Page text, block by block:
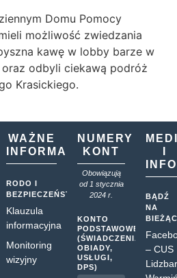
Domu Pomocy
możliwość zwiedzania
kawę w lobby barze w
odbyli ciekawą podróż
Krasickiego.
WAŻNE
INFORMACJE
RODO I
BEZPIECZEŃSTWO
Klauzula
informacyjna
Monitoring
wizyjny
NUMERY
KONT
Obowiązują
od 1 stycznia
2024 r.
KONTO
PODSTAWOWE
(ŚWIADCZENIA,
OBIADY,
USŁUGI,
DPS)
BĄDŹ
NA
– CUS